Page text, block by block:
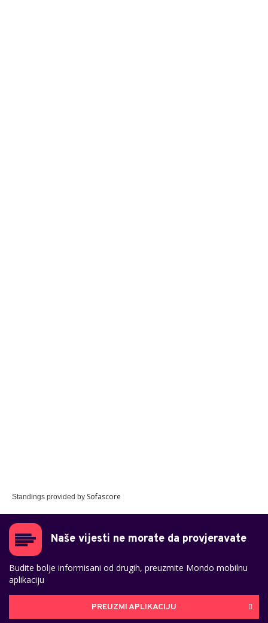
Standings provided by Sofascore
Naše vijesti ne morate da provjeravate
Budite bolje informisani od drugih, preuzmite Mondo mobilnu
aplikaciju
PREUZMI APLIKACIJU